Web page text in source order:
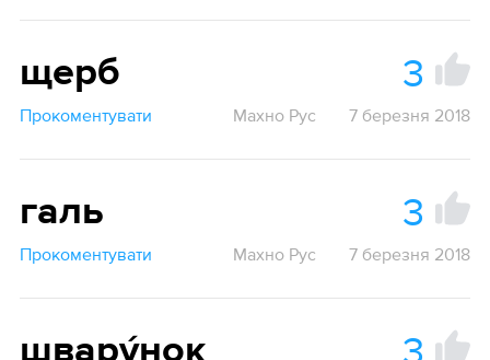
щерб 3
Прокоментувати Махно Рус 7 березня 2018
галь 3
Прокоментувати Махно Рус 7 березня 2018
швару́нок